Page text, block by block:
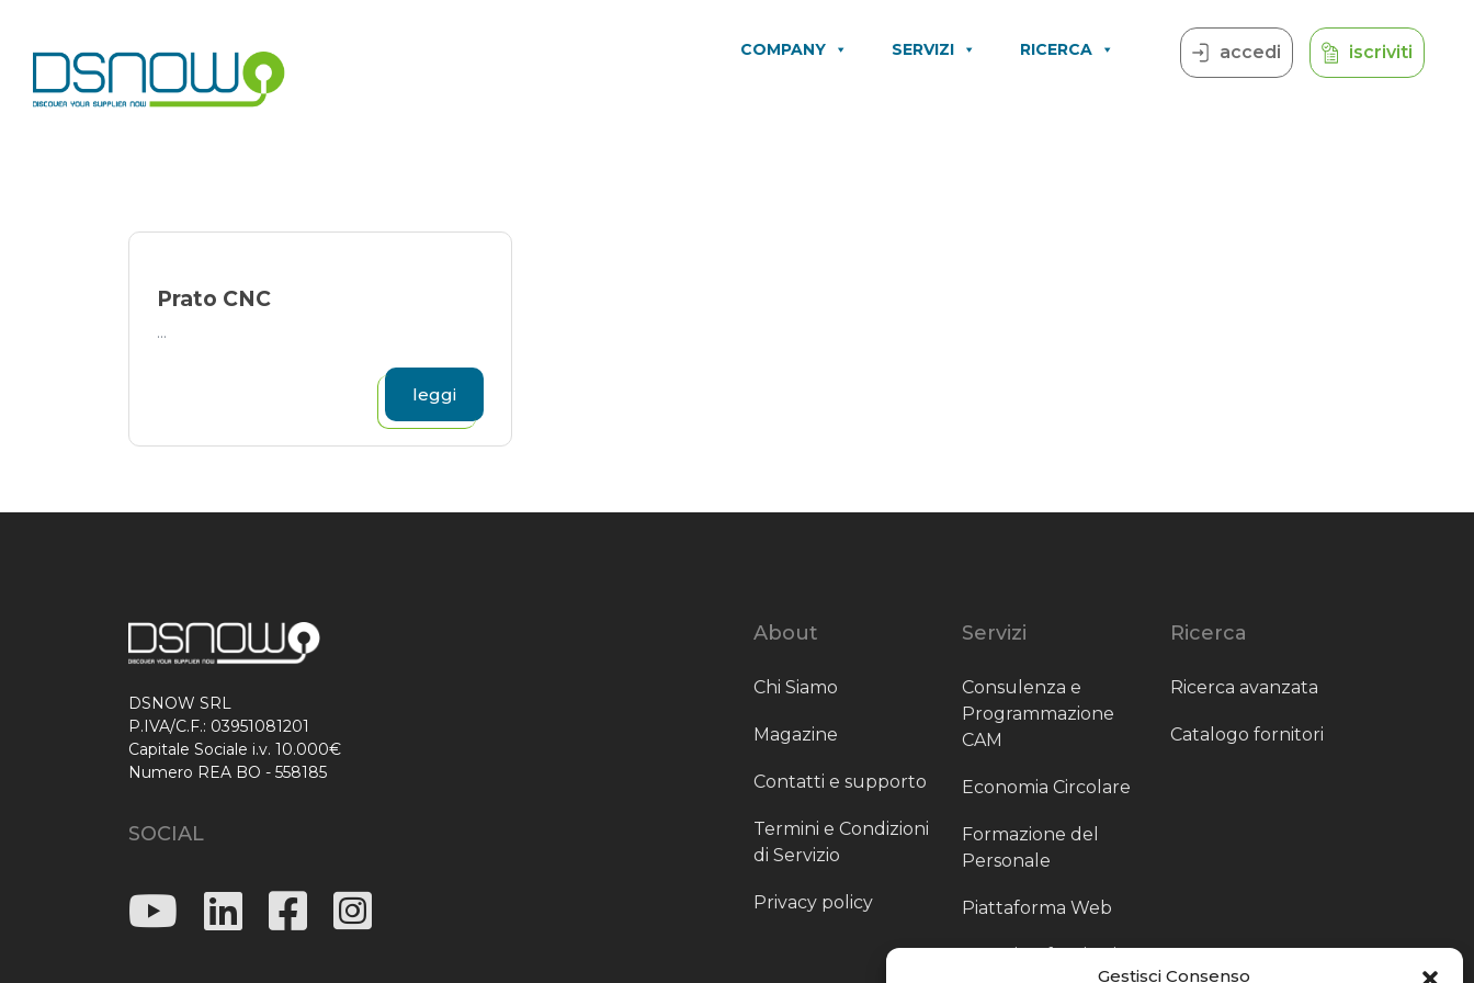
Gestisci Consenso
content
COMPANY SERVIZI RICERCA accedi iscriviti
Prato CNC
...
leggi
DSNOW SRL
P.IVA/C.F.: 03951081201
Capitale Sociale i.v. 10.000€
Numero REA BO - 558185
SOCIAL
About
Chi Siamo
Magazine
Contatti e supporto
Termini e Condizioni
di Servizio
Privacy policy
Servizi
Consulenza e
Programmazione
CAM
Economia Circolare
Formazione del
Personale
Piattaforma Web
Scouting fornitori
Ricerca
Ricerca avanzata
Catalogo fornitori